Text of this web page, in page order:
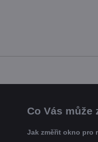
Co Vás může
Jak změřit okno pro